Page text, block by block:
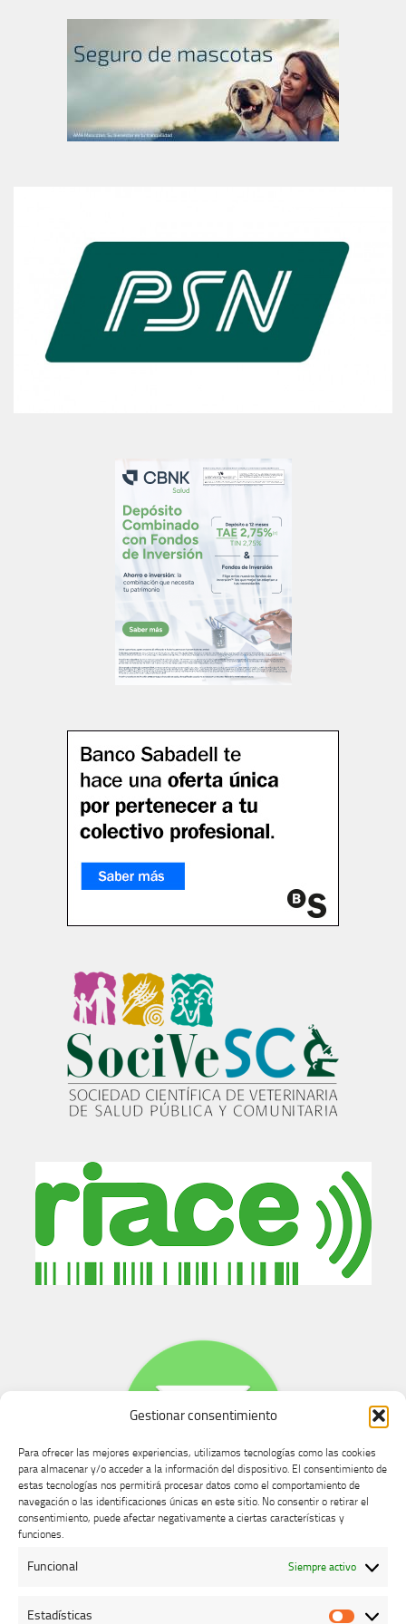
Gestionar consentimiento
Para ofrecer las mejores experiencias, utilizamos tecnologías como las cookies
para almacenar y/o acceder a la información del dispositivo. El consentimiento de
estas tecnologías nos permitirá procesar datos como el comportamiento de
navegación o las identificaciones únicas en este sitio. No consentir o retirar el
consentimiento, puede afectar negativamente a ciertas características y
funciones.
Funcional Siempre activo
Estadísticas
Buzón de dudas, quejas y sugerencias